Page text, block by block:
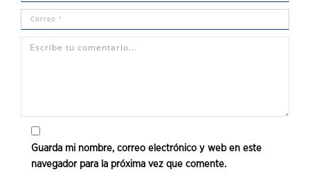
Guarda mi nombre, correo electrónico y web en este
navegador para la próxima vez que comente.